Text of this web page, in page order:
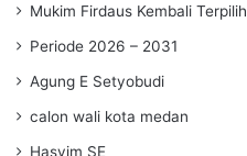
Mukim Firdaus Kembali Terpilih
Periode 2026 – 2031
Agung E Setyobudi
calon wali kota medan
Hasyim SE